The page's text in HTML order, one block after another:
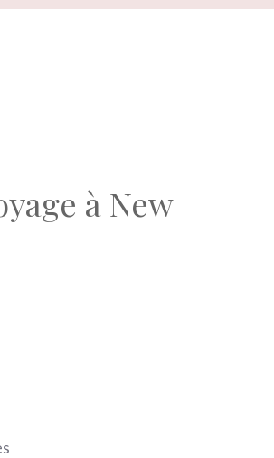
à New